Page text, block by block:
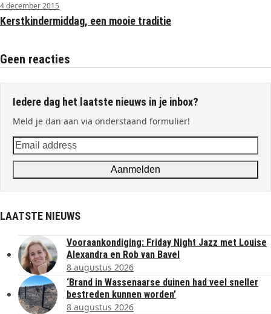
4 december 2015
Kerstkindermiddag, een mooie traditie
Geen reacties
Iedere dag het laatste nieuws in je inbox?
Meld je dan aan via onderstaand formulier!
Email
address
Aanmelden
LAATSTE NIEUWS
Vooraankondiging: Friday Night Jazz met Louise
Alexandra en Rob van Bavel
8 augustus 2026
‘Brand in Wassenaarse duinen had veel sneller
bestreden kunnen worden’
8 augustus 2026